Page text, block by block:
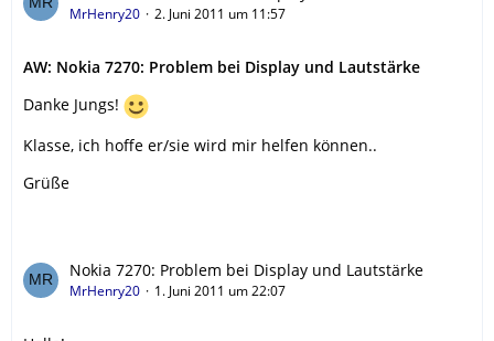
MrHenry20 2. Juni 2011 um 11:57
AW: Nokia 7270: Problem bei Display und Lautstärke
Danke Jungs!
Klasse, ich hoffe er/sie wird mir helfen können..
Grüße
Nokia 7270: Problem bei Display und Lautstärke
MrHenry20 1. Juni 2011 um 22:07